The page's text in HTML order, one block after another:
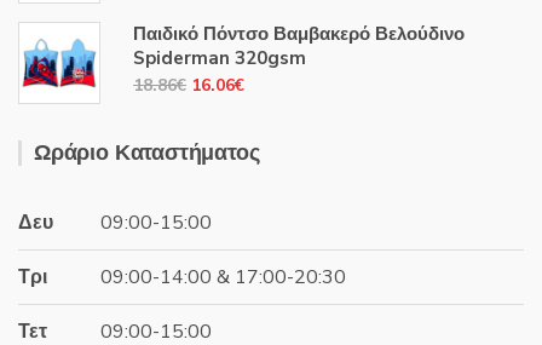
24.47€.είναι:
14.99€.
Παιδικό Πόντσο Βαμβακερό Βελούδινο
Spiderman 320gsm
18.86€ Original
was:
18.86€.
16.06€Η
τιμή
είναι:
Ωράριο Καταστήματος
Δευ 09:00-15:00
Τρι 09:00-14:00 & 17:00-20:30
Τετ 09:00-15:00